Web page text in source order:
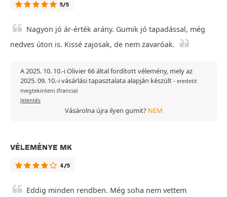
5/5
Nagyon jó ár-érték arány. Gumik jó tapadással, még
nedves úton is. Kissé zajosak, de nem zavaróak.
A 2025. 10. 10.-i Olivier 66 által fordított vélemény, mely az
2025. 09. 10.-i vásárlási tapasztalata alapján készült- eredetit
megtekinteni (francia)
Jelentés
Vásárolna újra ilyen gumit? NEM
VÉLEMÉNYE MK
4/5
Eddig minden rendben. Még soha nem vettem